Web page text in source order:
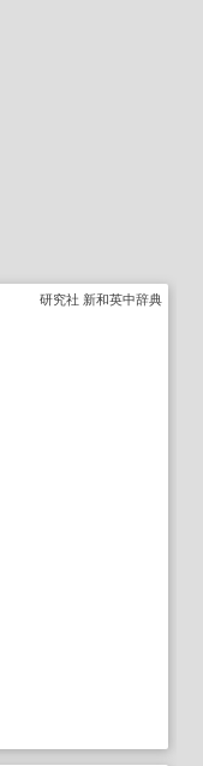
研究社 新和英中辞典